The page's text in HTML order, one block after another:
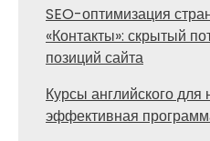
SEO-оптимизация
«Контакты»: скрытый
позиций сайта
Курсы английского
эффективная